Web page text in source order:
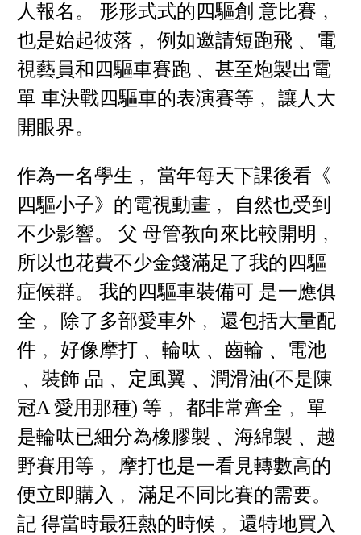
人報名。 形形式式的四驅創 意比賽﹐
也是始起彼落﹐ 例如邀請短跑飛﹑ 電
視藝員和四驅車賽跑﹑ 甚至炮製出電
單 車決戰四驅車的表演賽等﹐ 讓人大
開眼界。
作為一名學生﹐ 當年每天下課後看《
四驅小子》的電視動畫﹐ 自然也受到
不少影響。 父 母管教向來比較開明﹐
所以也花費不少金錢滿足了我的四驅
症候群。 我的四驅車裝備可 是一應俱
全﹐ 除了多部愛車外﹐ 還包括大量配
件﹐ 好像摩打﹑ 輪呔﹑ 齒輪﹑ 電池
﹑ 裝飾 品﹑ 定風翼﹑ 潤滑油(不是陳
冠A 愛用那種) 等﹐ 都非常齊全﹐ 單
是輪呔已細分為橡膠製﹑ 海綿製﹑ 越
野賽用等﹐ 摩打也是一看見轉數高的
便立即購入﹐ 滿足不同比賽的需要。
記 得當時最狂熱的時候﹐ 還特地買入